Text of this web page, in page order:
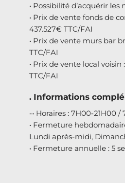
• Possibilité d’acquérir les
• Prix de vente fonds de
437.527€ TTC/FAI
• Prix de vente murs bar
TTC/FAI
• Prix de vente local voisin
TTC/FAI
. Informations
-• Horaires : 7H00-21H00 /
• Fermeture
Lundi après-midi,
• Fermeture annuelle : 5